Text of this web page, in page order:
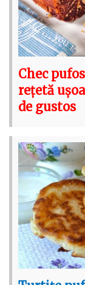
Chec
rețetă
de gustos